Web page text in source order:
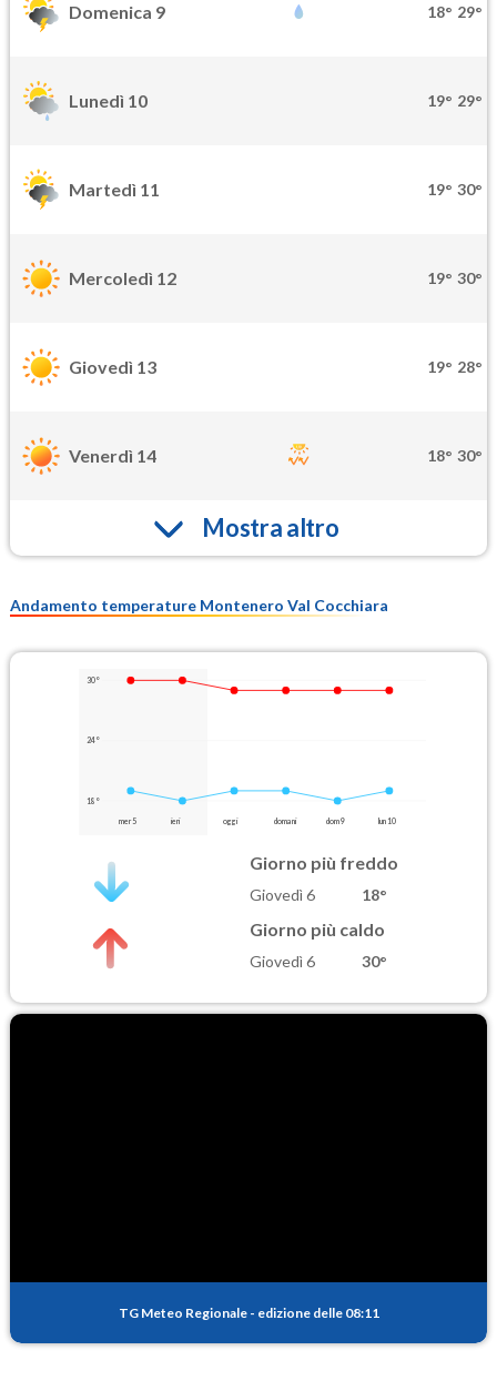
Domenica 9 18° 29°
Lunedì 10 19° 29°
Martedì 11 19° 30°
Mercoledì 12 19° 30°
Giovedì 13 19° 28°
Venerdì 14 18° 30°
Mostra altro
Andamento temperature Montenero Val Cocchiara
30°
24°
18°
mer 5 ieri oggi domani dom 9 lun 10
Giorno più freddo
Giovedì 6 18°
Giorno più caldo
Giovedì 6 30°
TG Meteo Regionale - edizione delle 08:11